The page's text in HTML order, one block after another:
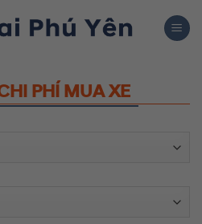
PHÍ MUA XE